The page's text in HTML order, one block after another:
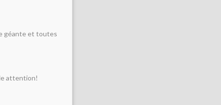
géante et toutes
attention!